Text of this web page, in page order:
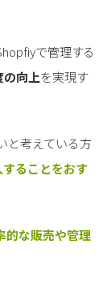
で管理する
の向上を実現す
と考えている方
ることをおす
的な販売や管理